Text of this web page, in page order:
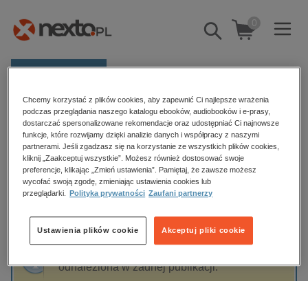
Pokaż/schowaj
wyszukiwarkę
0
Kategorie
Zobacz wszystkie E-prasa
budownictwo, aranżacja wnętrz
biznesowe, branżowe, gospodarka
dzienniki
edukacja
hobby, sport, rozrywka
Strona główna Jacek Jemielity
Jacek Jemielity
Sortowanie Filtrowanie
odnaleziona w żadnej publikacji.
Chcemy korzystać z plików cookies, aby zapewnić Ci najlepsze wrażenia
podczas przeglądania naszego katalogu ebooków, audiobooków i e-prasy,
dostarczać spersonalizowane rekomendacje oraz udostępniać Ci najnowsze
funkcje, które rozwijamy dzięki analizie danych i współpracy z naszymi
partnerami. Jeśli zgadzasz się na korzystanie ze wszystkich plików cookies,
kliknij „Zaakceptuj wszystkie”. Możesz również dostosować swoje
preferencje, klikając „Zmień ustawienia”. Pamiętaj, że zawsze możesz
wycofać swoją zgodę, zmieniając ustawienia cookies lub
przeglądarki.
Polityka prywatności Zaufani partnerzy
Akceptuj pliki cookie
Ustawienia plików cookie